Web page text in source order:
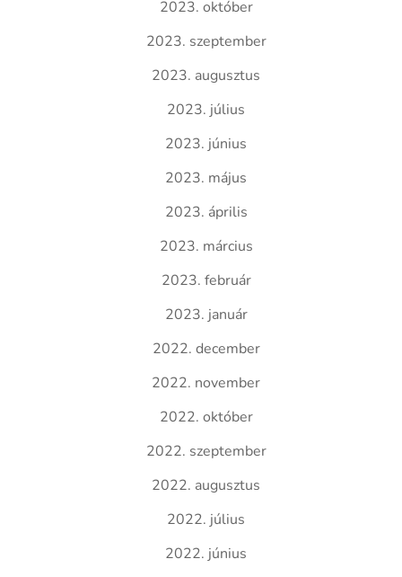
2023. október
2023. szeptember
2023. augusztus
2023. július
2023. június
2023. május
2023. április
2023. március
2023. február
2023. január
2022. december
2022. november
2022. október
2022. szeptember
2022. augusztus
2022. július
2022. június